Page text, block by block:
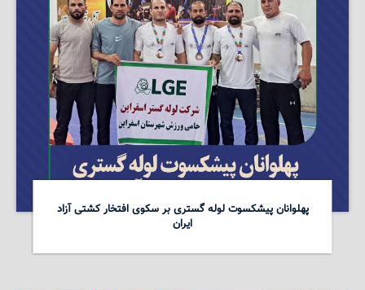
پهلوانان پیشکسوت لوله گستری بر سکوی افتخار کشتی آزاد
ایران